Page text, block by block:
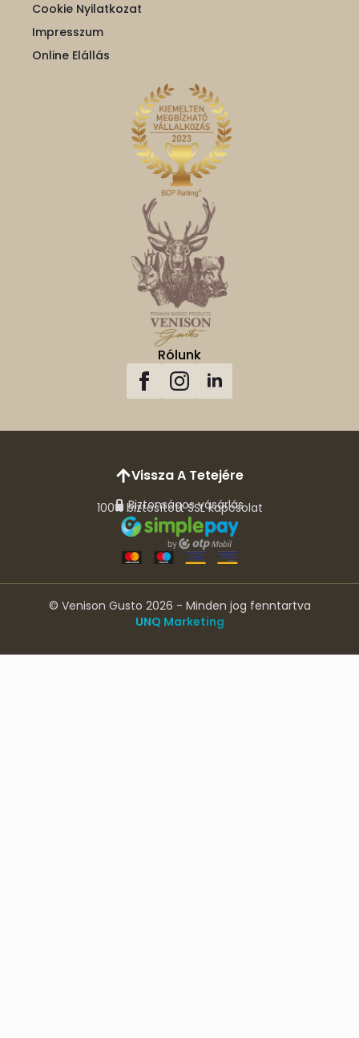
Cookie Nyilatkozat
Impresszum
Online Elállás
Rólunk
Biztonságos vásárlás
100% biztosított SSL kapcsolat
Vissza A Tetejére
© Venison Gusto 2026 - Minden jog fenntartva
UNQ Marketing